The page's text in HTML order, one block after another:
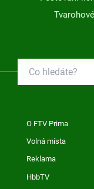
O FTV Prima
Volná místa
Reklama
HbbTV